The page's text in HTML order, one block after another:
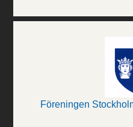
Föreningen